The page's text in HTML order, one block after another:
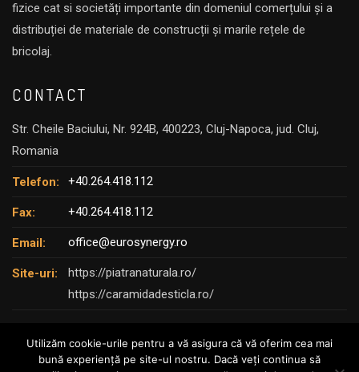
fizice cat si societăți importante din domeniul comerțului și a
distribuției de materiale de construcții și marile rețele de
bricolaj.
CONTACT
Str. Cheile Baciului, Nr. 924B, 400223, Cluj-Napoca, jud. Cluj,
Romania
Telefon: +40.264.418.112
Fax: +40.264.418.112
Email: office@eurosynergy.ro
Site-uri:
https://piatranaturala.ro/
https://caramidadesticla.ro/
Utilizăm cookie-urile pentru a vă asigura că vă oferim cea mai
bună experiență pe site-ul nostru. Dacă veți continua să